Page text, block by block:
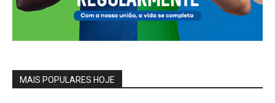
MAIS POPULARES HOJE